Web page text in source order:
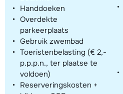
Handdoeken
Overdekte
parkeerplaats
Gebruik zwembad
Toeristenbelasting (€ 2,-
p.p.p.n., ter plaatse te
voldoen)
Reserveringskosten +